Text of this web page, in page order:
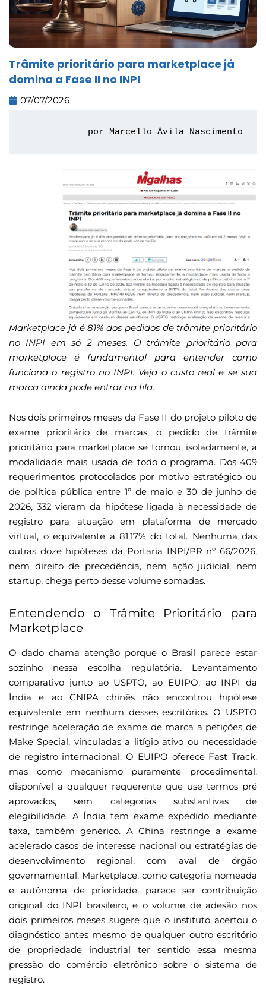
Trâmite prioritário para marketplace já
domina a Fase II no INPI
07/07/2026
por Marcello Ávila Nascimento
Marketplace já é 81% dos pedidos de trâmite prioritário
no INPI em só 2 meses. O trâmite prioritário para
marketplace é fundamental para entender como
funciona o registro no INPI. Veja o custo real e se sua
marca ainda pode entrar na fila.
Nos dois primeiros meses da Fase II do projeto piloto de
exame prioritário de marcas, o pedido de trâmite
prioritário para marketplace se tornou, isoladamente, a
modalidade mais usada de todo o programa. Dos 409
requerimentos protocolados por motivo estratégico ou
de política pública entre 1º de maio e 30 de junho de
2026, 332 vieram da hipótese ligada à necessidade de
registro para atuação em plataforma de mercado
virtual, o equivalente a 81,17% do total. Nenhuma das
outras doze hipóteses da Portaria INPI/PR nº 66/2026,
nem direito de precedência, nem ação judicial, nem
startup, chega perto desse volume somadas.
Entendendo o Trâmite Prioritário para
Marketplace
O dado chama atenção porque o Brasil parece estar
sozinho nessa escolha regulatória. Levantamento
comparativo junto ao USPTO, ao EUIPO, ao INPI da
Índia e ao CNIPA chinês não encontrou hipótese
equivalente em nenhum desses escritórios. O USPTO
restringe aceleração de exame de marca a petições de
Make Special, vinculadas a litígio ativo ou necessidade
de registro internacional. O EUIPO oferece Fast Track,
mas como mecanismo puramente procedimental,
disponível a qualquer requerente que use termos pré
aprovados, sem categorias substantivas de
elegibilidade. A Índia tem exame expedido mediante
taxa, também genérico. A China restringe a exame
acelerado casos de interesse nacional ou estratégias de
desenvolvimento regional, com aval de órgão
governamental. Marketplace, como categoria nomeada
e autônoma de prioridade, parece ser contribuição
original do INPI brasileiro, e o volume de adesão nos
dois primeiros meses sugere que o instituto acertou o
diagnóstico antes mesmo de qualquer outro escritório
de propriedade industrial ter sentido essa mesma
pressão do comércio eletrônico sobre o sistema de
registro.